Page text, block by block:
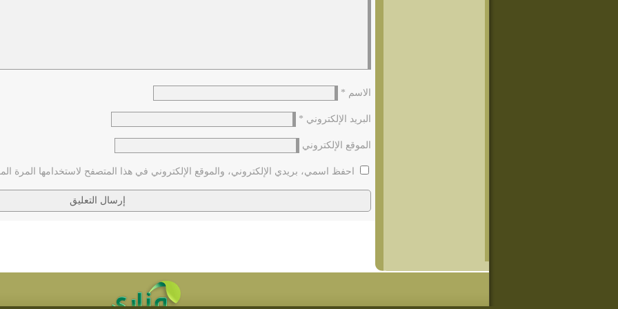
الاسم *
البريد الإلكتروني *
الموقع الإلكتروني
احفظ اسمي، بريدي الإلكتروني، والموقع الإلكتروني في هذا المتصفح لاستخدامها المرة